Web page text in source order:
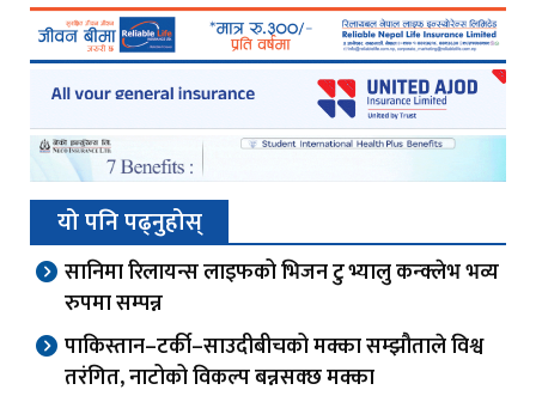
यो पनि पढ्नुहोस्
सानिमा रिलायन्स लाइफको भिजन टु भ्यालु कन्क्लेभ भव्य
रुपमा सम्पन्न
पाकिस्तान–टर्की–साउदीबीचको मक्का सम्झौताले विश्व
तरंगित, नाटोको विकल्प बन्नसक्छ मक्का